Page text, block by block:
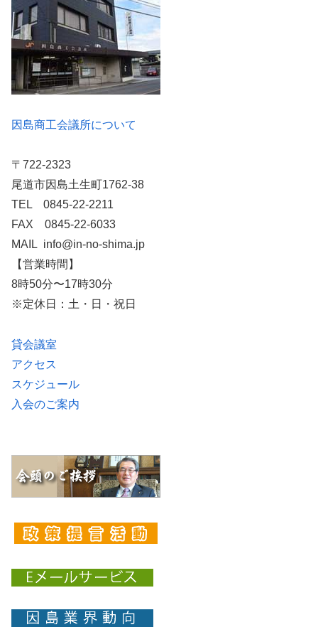
因島商工会議所について
〒722-2323
尾道市因島土生町1762-38
TEL 0845-22-2211
FAX 0845-22-6033
MAIL info@in-no-shima.jp
【営業時間】
8時50分〜17時30分
※定休日：土・日・祝日
貸会議室
アクセス
スケジュール
入会のご案内